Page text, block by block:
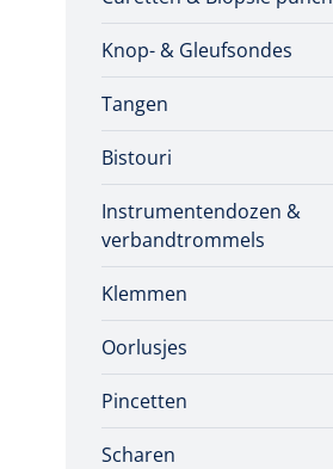
Incontinentiezorg
Injectiemateriaal
Infrastructuur
Monitoring
Wondzorg
Vaginale specula
Herbruikbare curetten
Wegwerp curetten
Biopsie punch
Knop- & Gleufsondes
Tangen
Tampontangen
Uterustangen
Nageltangen
wondhaken
Bistouri
Bistourimesjes
Stitch cutters
Volledige bistouris
Instrumentendozen &
verbandtrommels
Verbandtrommels
Instrumentendozen
Klemmen
Oorlusjes
Pincetten
Scharen